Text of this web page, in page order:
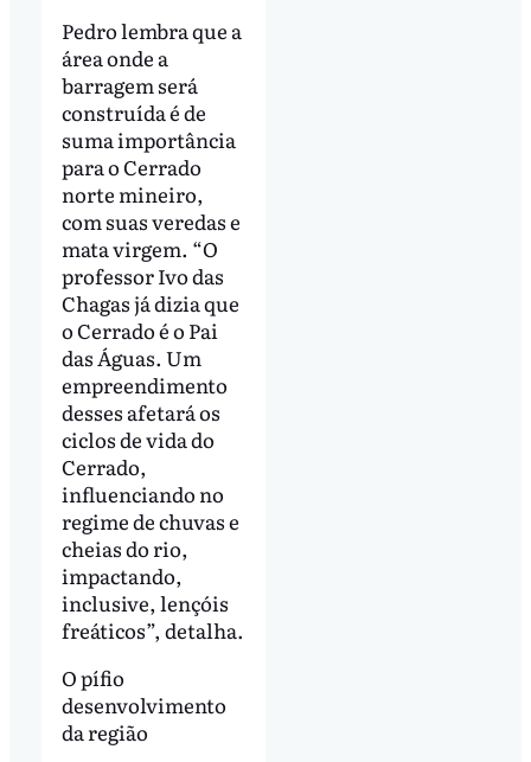
Pedro lembra que a
área onde a
barragem será
construída é de
suma importância
para o Cerrado
norte mineiro,
com suas veredas e
mata virgem. “O
professor Ivo das
Chagas já dizia que
o Cerrado é o Pai
das Águas. Um
empreendimento
desses afetará os
ciclos de vida do
Cerrado,
influenciando no
regime de chuvas e
cheias do rio,
impactando,
inclusive, lençóis
freáticos”, detalha.
O pífio
desenvolvimento
da região